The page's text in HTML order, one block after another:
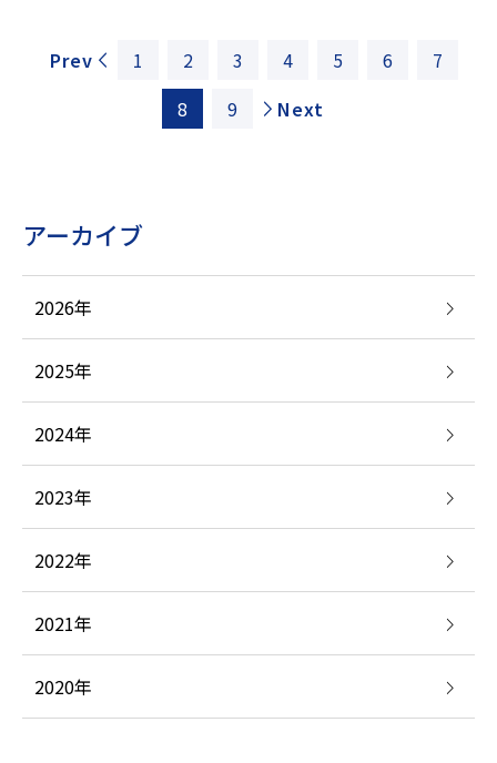
Prev 1 2 3 4 5 6
7
8
9 Next
アーカイブ
2026年
2025年
2024年
2023年
2022年
2021年
2020年